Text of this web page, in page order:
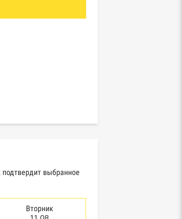
подтвердит выбранное
Вторник